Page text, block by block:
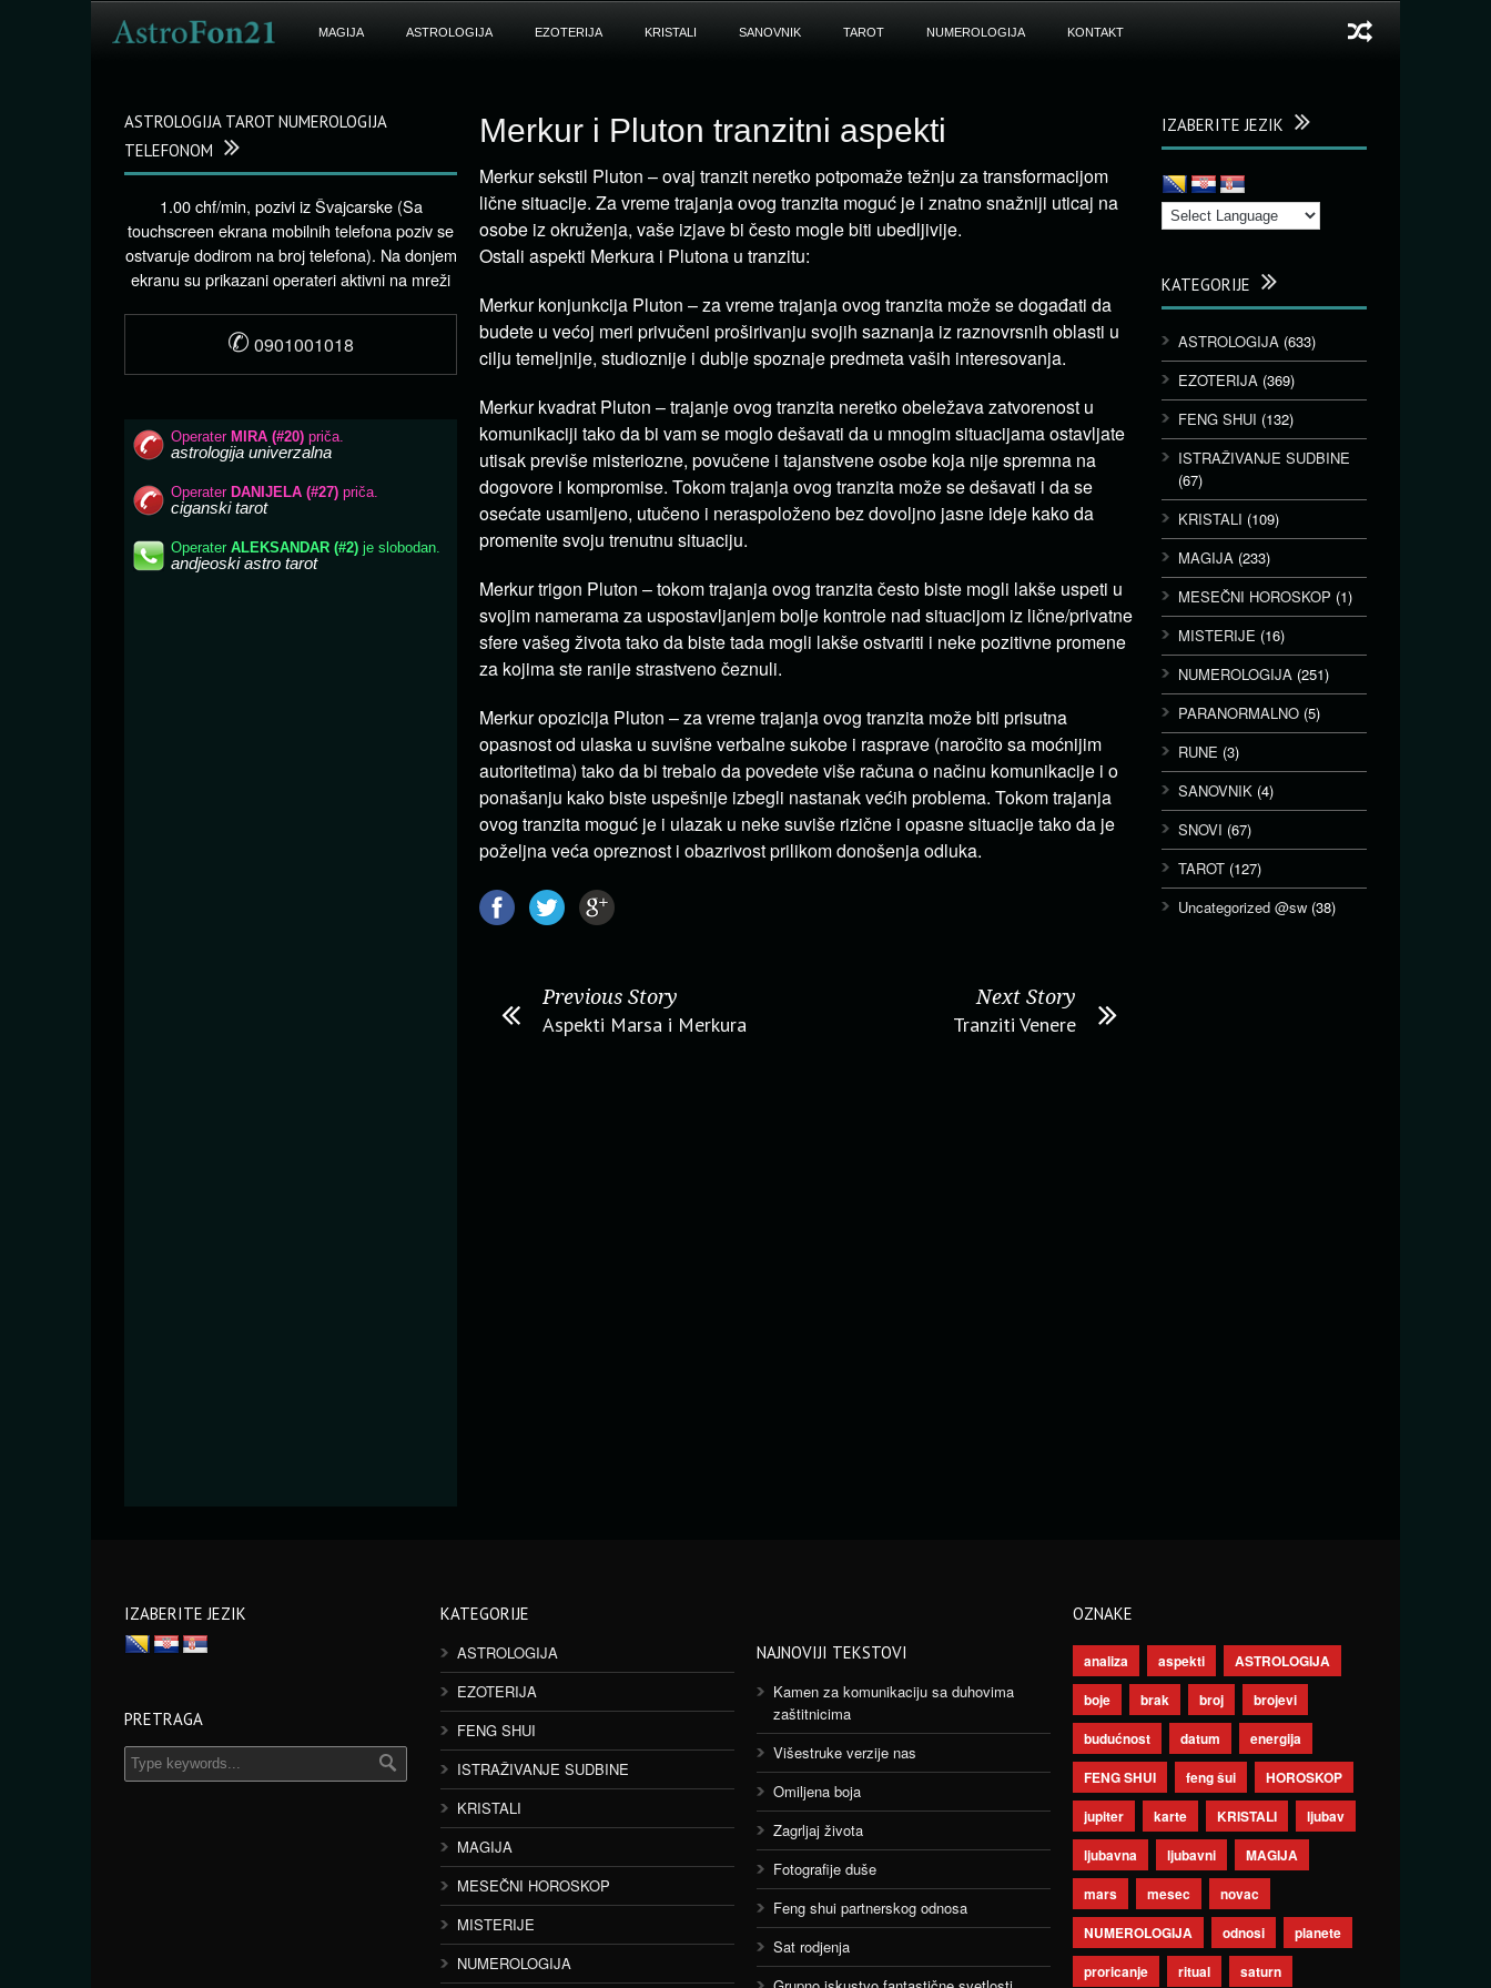
MAGIJA ASTROLOGIJA EZOTERIJA KRISTALI SANOVNIK TAROT NUMEROLOGIJA KONTAKT
Merkur i Pluton tranzitni aspekti
Merkur sekstil Pluton – ovaj tranzit neretko potpomaže težnju za transformacijom
lične situacije. Za vreme trajanja ovog tranzita moguć je i znatno snažniji uticaj na
osobe iz okruženja, vaše izjave bi često mogle biti ubedljivije.
Ostali aspekti Merkura i Plutona u tranzitu:
Merkur konjunkcija Pluton – za vreme trajanja ovog tranzita može se događati da
budete u većoj meri privučeni proširivanju svojih saznanja iz raznovrsnih oblasti u
cilju temeljnije, studioznije i dublje spoznaje predmeta vaših interesovanja.
Merkur kvadrat Pluton – trajanje ovog tranzita neretko obeležava zatvorenost u
komunikaciji tako da bi vam se moglo dešavati da u mnogim situacijama ostavljate
utisak previše misteriozne, povučene i tajanstvene osobe koja nije spremna na
dogovore i kompromise. Tokom trajanja ovog tranzita može se dešavati i da se
osećate usamljeno, utučeno i neraspoloženo bez dovoljno jasne ideje kako da
promenite svoju trenutnu situaciju.
Merkur trigon Pluton – tokom trajanja ovog tranzita često biste mogli lakše uspeti u
svojim namerama za uspostavljanjem bolje kontrole nad situacijom iz lične/privatne
sfere vašeg života tako da biste tada mogli lakše ostvariti i neke pozitivne promene
za kojima ste ranije strastveno čeznuli.
Merkur opozicija Pluton – za vreme trajanja ovog tranzita može biti prisutna
opasnost od ulaska u suvišne verbalne sukobe i rasprave (naročito sa moćnijim
autoritetima) tako da bi trebalo da povedete više računa o načinu komunikacije i o
ponašanju kako biste uspešnije izbegli nastanak većih problema. Tokom trajanja
ovog tranzita moguć je i ulazak u neke suviše rizične i opasne situacije tako da je
poželjna veća opreznost i obazrivost prilikom donošenja odluka.
Previous Story
Aspekti Marsa i Merkura
Next Story
Tranziti Venere
IZABERITE JEZIK
KATEGORIJE
ASTROLOGIJA (633)
EZOTERIJA (369)
FENG SHUI (132)
ISTRAŽIVANJE SUDBINE
(67)
KRISTALI (109)
MAGIJA (233)
MESEČNI HOROSKOP (1)
MISTERIJE (16)
NUMEROLOGIJA (251)
PARANORMALNO (5)
RUNE (3)
SANOVNIK (4)
SNOVI (67)
TAROT (127)
Uncategorized @sw (38)
ASTROLOGIJA TAROT NUMEROLOGIJA
TELEFONOM
1.00 chf/min, pozivi iz Švajcarske (Sa
touchscreen ekrana mobilnih telefona poziv se
ostvaruje dodirom na broj telefona). Na donjem
ekranu su prikazani operateri aktivni na mreži
✆ 0901001018
IZABERITE JEZIK
PRETRAGA
KATEGORIJE
ASTROLOGIJA
EZOTERIJA
FENG SHUI
ISTRAŽIVANJE SUDBINE
KRISTALI
MAGIJA
MESEČNI HOROSKOP
MISTERIJE
NUMEROLOGIJA
NAJNOVIJI TEKSTOVI
Kamen za komunikaciju sa duhovima
zaštitnicima
Višestruke verzije nas
Omiljena boja
Zagrljaj života
Fotografije duše
Feng shui partnerskog odnosa
Sat rodjenja
OZNAKE
analiza aspekti
ASTROLOGIJA
boje
brak broj
brojevi
budućnost
datum
energija
FENG SHUI
feng šui
HOROSKOP
jupiter
karte KRISTALI
ljubav
ljubavna
ljubavni
MAGIJA
mars
mesec
novac
NUMEROLOGIJA
odnosi
planete
proricanje
ritual saturn